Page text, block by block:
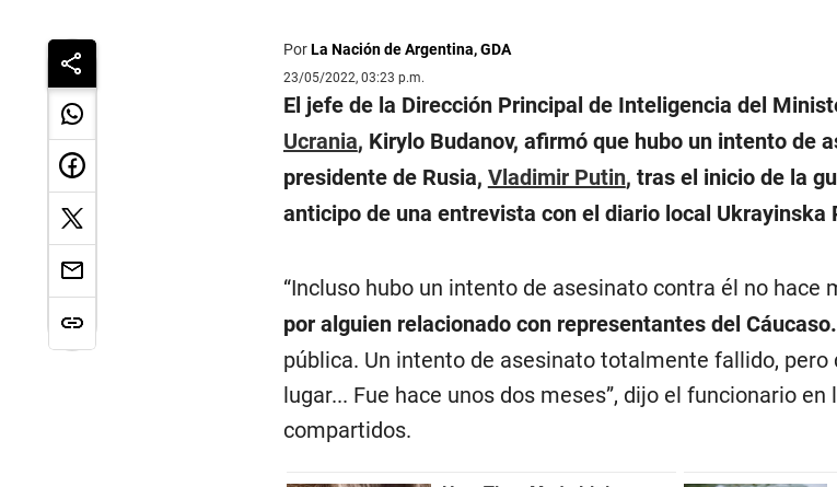
PorLa Nación de Argentina, GDA
23/05/2022, 03:23 p.m.
El jefe de la Dirección Principal de Inteligencia del
Ucrania, Kirylo Budanov, afirmó que hubo un intento de
presidente de Rusia, Vladimir Putin, tras el inicio de la
anticipo de una entrevista con el diario local Ukrayinska
“Incluso hubo un intento de asesinato contra él no hace
por alguien relacionado con representantes del Cáucaso.
pública. Un intento de asesinato totalmente fallido,
lugar... Fue hace unos dos meses”, dijo el funcionario
compartidos.